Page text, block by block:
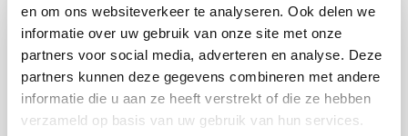
en om ons websiteverkeer te analyseren. Ook delen we
informatie over uw gebruik van onze site met onze
partners voor social media, adverteren en analyse. Deze
partners kunnen deze gegevens combineren met andere
informatie die u aan ze heeft verstrekt of die ze hebben
verzameld op basis van uw gebruik van hun services.